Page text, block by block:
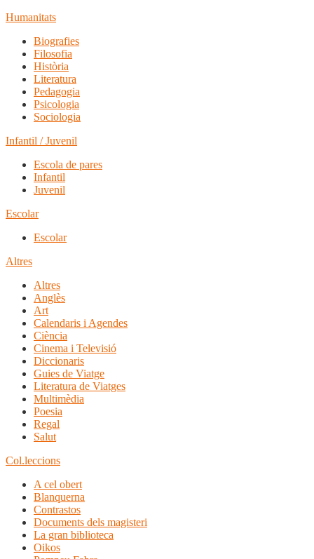
Humanitats
Biografies
Filosofia
Història
Literatura
Pedagogia
Psicologia
Sociologia
Infantil / Juvenil
Escola de pares
Infantil
Juvenil
Escolar
Escolar
Altres
Altres
Anglès
Art
Calendaris i Agendes
Ciència
Cinema i Televisió
Diccionaris
Guies de Viatge
Literatura de Viatges
Multimèdia
Poesia
Regal
Salut
Col.leccions
A cel obert
Blanquerna
Contrastos
Documents dels magisteri
La gran biblioteca
Oikos